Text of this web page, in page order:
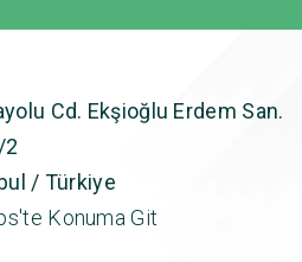
Cd. Ekşioğlu Erdem San.
2
/ Türkiye
Konuma Git